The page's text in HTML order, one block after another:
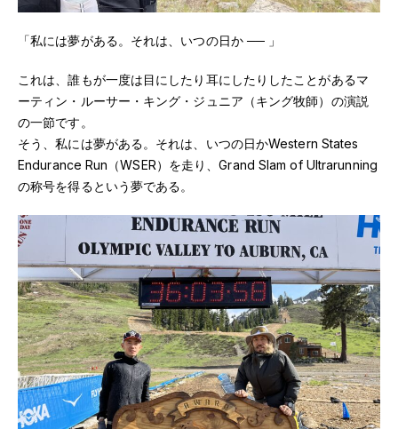
「私には夢がある。それは、いつの日か ── 」
これは、誰もが一度は目にしたり耳にしたりしたことがあるマ
ーティン・ルーサー・キング・ジュニア（キング牧師）の演説
の一節です。
そう、私には夢がある。それは、いつの日かWestern States
Endurance Run（WSER）を走り、Grand Slam of Ultrarunning
の称号を得るという夢である。